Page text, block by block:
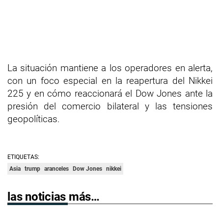
La situación mantiene a los operadores en alerta,
con un foco especial en la reapertura del Nikkei
225 y en cómo reaccionará el Dow Jones ante la
presión del comercio bilateral y las tensiones
geopolíticas.
ETIQUETAS:
Asia trump aranceles Dow Jones nikkei
las noticias más…